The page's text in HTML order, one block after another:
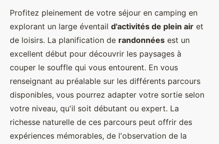
Profitez pleinement de votre séjour en camping en
explorant un large éventail d'activités de plein air et
de loisirs. La planification de randonnées est un
excellent début pour découvrir les paysages à
couper le souffle qui vous entourent. En vous
renseignant au préalable sur les différents parcours
disponibles, vous pourrez adapter votre sortie selon
votre niveau, qu'il soit débutant ou expert. La
richesse naturelle de ces parcours peut offrir des
expériences mémorables, de l'observation de la